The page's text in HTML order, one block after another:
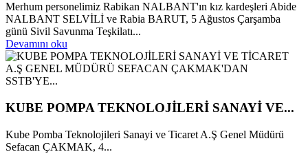
Merhum personelimiz Rabikan NALBANT'ın kız kardeşleri Abide
NALBANT SELVİLİ ve Rabia BARUT, 5 Ağustos Çarşamba
günü Sivil Savunma Teşkilatı...
Devamını oku
KUBE POMPA TEKNOLOJİLERİ SANAYİ VE...
Kube Pomba Teknolojileri Sanayi ve Ticaret A.Ş Genel Müdürü
Sefacan ÇAKMAK, 4...